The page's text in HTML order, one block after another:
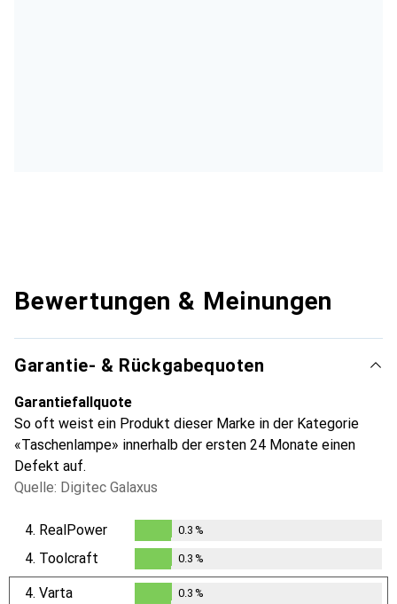
Bewertungen & Meinungen
Garantie- & Rückgabequoten
Garantiefallquote
So oft weist ein Produkt dieser Marke in der Kategorie
«Taschenlampe» innerhalb der ersten 24 Monate einen
Defekt auf.
Quelle: Digitec Galaxus
4. RealPower
0.3%
0.3 %
4. Toolcraft
0.3%
0.3 %
4. Varta 0.3 %